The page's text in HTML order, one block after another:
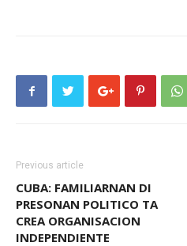
Previous article
CUBA: FAMILIARNAN DI
PRESONAN POLITICO TA
CREA ORGANISACION
INDEPENDIENTE